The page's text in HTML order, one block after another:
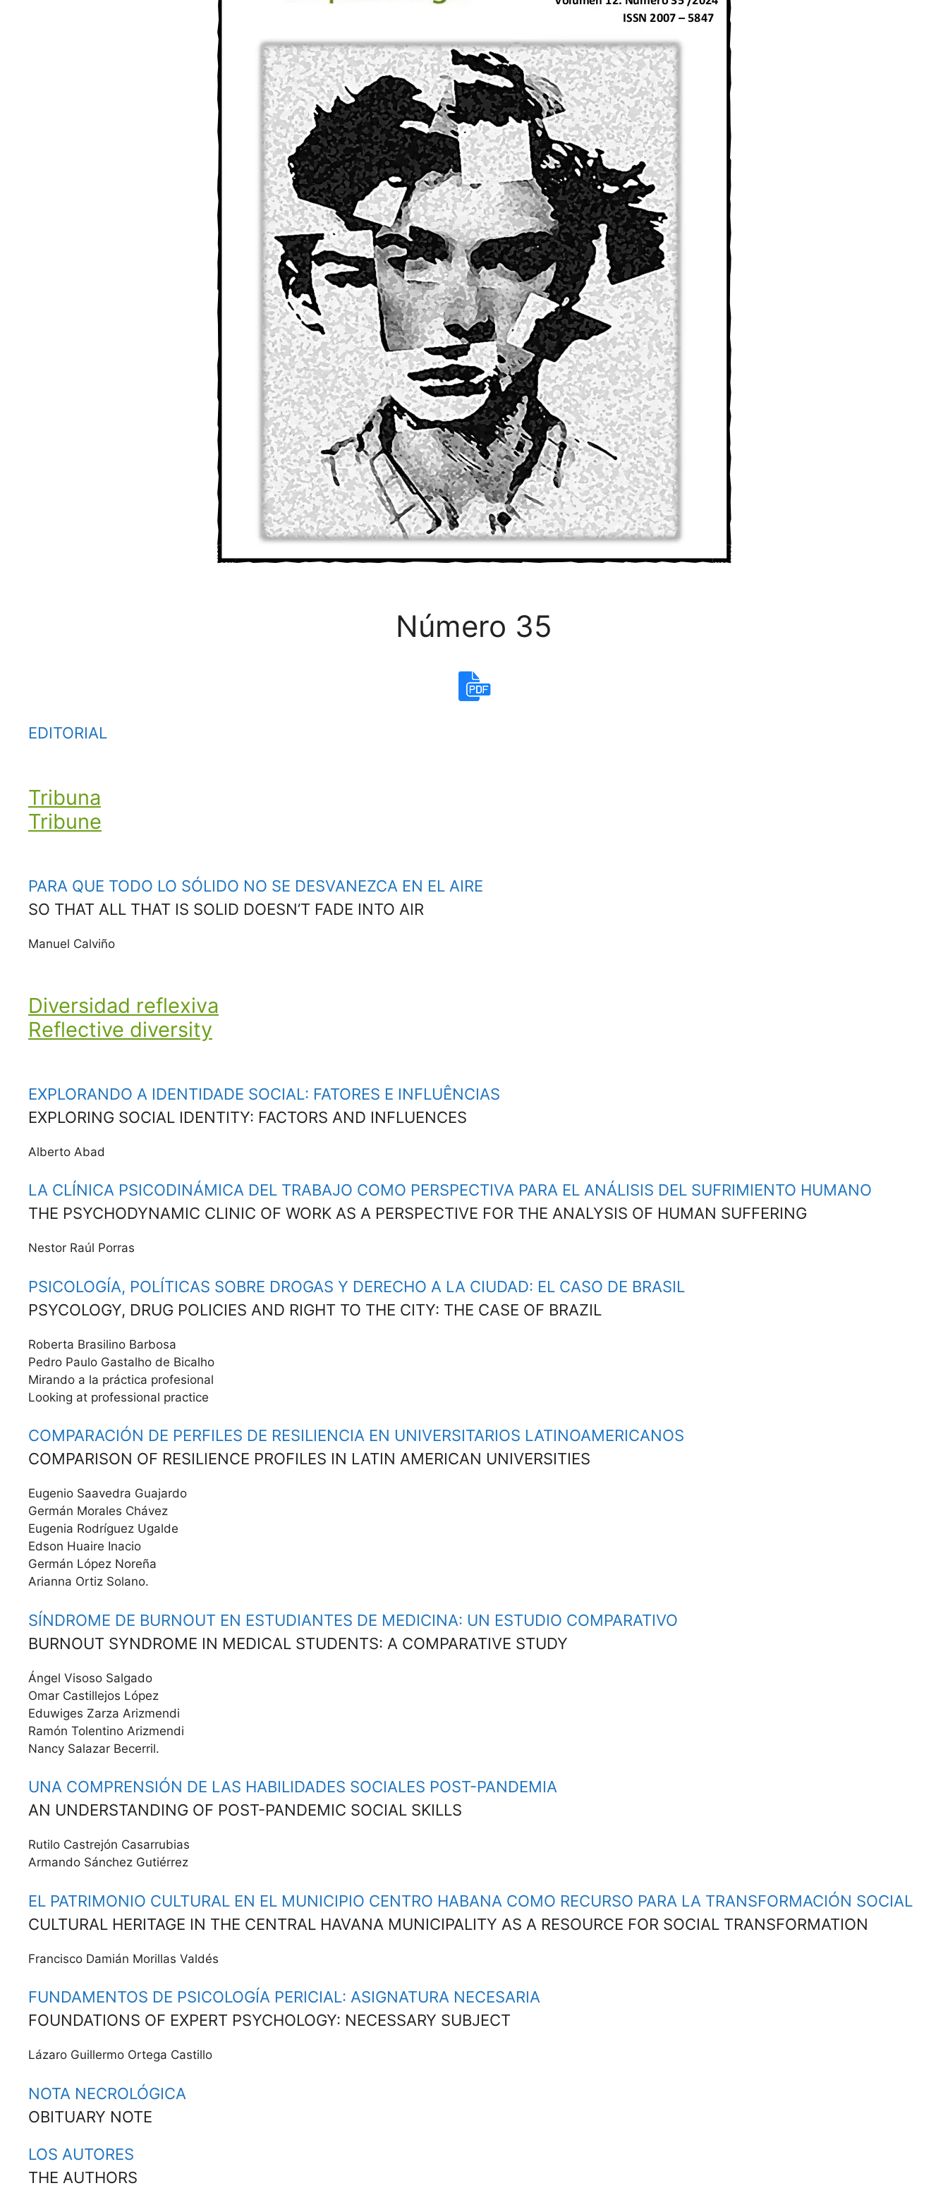
Número 35
EDITORIAL
Tribuna
Tribune
PARA QUE TODO LO SÓLIDO NO SE DESVANEZCA EN EL AIRE
SO THAT ALL THAT IS SOLID DOESN’T FADE INTO AIR
Manuel Calviño
Diversidad reflexiva
Reflective diversity
EXPLORANDO A IDENTIDADE SOCIAL: FATORES E INFLUÊNCIAS
EXPLORING SOCIAL IDENTITY: FACTORS AND INFLUENCES
Alber­to Abad
LA CLÍNICA PSICODINÁMICA DEL TRABAJO COMO PERSPECTIVA PARA EL ANÁLISIS DEL SUFRIMIENTO HUMANO
THE PSYCHODYNAMIC CLINIC OF WORK AS A PERSPECTIVE FOR THE ANALYSIS OF HUMAN SUFFERING
Nestor Raúl Porras
PSICOLOGÍA, POLÍTICAS SOBRE DROGAS Y DERECHO A LA CIUDAD: EL CASO DE BRASIL
PSYCOLOGY, DRUG POLICIES AND RIGHT TO THE CITY: THE CASE OF BRAZIL
Rober­ta Brasili­no Bar­bosa
Pedro Paulo Gastal­ho de Bical­ho
Miran­do a la prác­ti­ca pro­fe­sion­al
Look­ing at pro­fes­sion­al practice
COMPARACIÓN DE PERFILES DE RESILIENCIA EN UNIVERSITARIOS LATINOAMERICANOS
COMPARISON OF RESILIENCE PROFILES IN LATIN AMERICAN UNIVERSITIES
Euge­nio Saave­dra Gua­jar­do
Ger­mán Morales Chávez
Euge­nia Rodríguez Ugalde
Edson Huaire Ina­cio
Ger­mán López Noreña
Ari­an­na Ortiz Solano.
SÍNDROME DE BURNOUT EN ESTUDIANTES DE MEDICINA: UN ESTUDIO COMPARATIVO
BURNOUT SYNDROME IN MEDICAL STUDENTS: A COMPARATIVE STUDY
Ángel Visoso Sal­ga­do
Omar Castille­jos López
Eduwiges Zarza Ariz­men­di
Ramón Tolenti­no Ariz­men­di
Nan­cy Salazar Becerril.
UNA COMPRENSIÓN DE LAS HABILIDADES SOCIALES POST-PANDEMIA
AN UNDERSTANDING OF POST-PANDEMIC SOCIAL SKILLS
Ruti­lo Cas­tre­jón Casar­ru­bias
Arman­do Sánchez Gutiérrez
EL PATRIMONIO CULTURAL EN EL MUNICIPIO CENTRO HABANA COMO RECURSO PARA LA TRANSFORMACIÓN SOCIAL
CULTURAL HERITAGE IN THE CENTRAL HAVANA MUNICIPALITY AS A RESOURCE FOR SOCIAL TRANSFORMATION
Fran­cis­co Damián Moril­las Valdés
FUNDAMENTOS DE PSICOLOGÍA PERICIAL: ASIGNATURA NECESARIA
FOUNDATIONS OF EXPERT PSYCHOLOGY: NECESSARY SUBJECT
Lázaro Guiller­mo Orte­ga Castillo
NOTA NECROLÓGICA
OBITUARY NOTE
LOS AUTORES
THE AUTHORS